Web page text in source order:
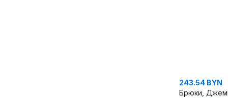
243.54 BYN
Брюки,